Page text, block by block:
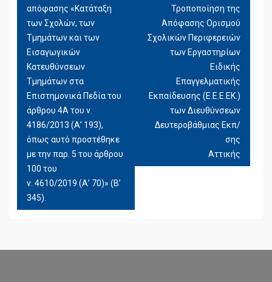
απόφασης «Κατάταξη
των Σχολών, των
Τμημάτων και των
Εισαγωγικών
Κατευθύνσεων
Τμημάτων στα
Επιστημονικά Πεδία του
άρθρου 4Α του ν.
4186/2013 (Α’ 193),
όπως αυτό προστέθηκε
με την παρ. 5 του άρθρου
100 του
ν. 4610/2019 (Α’ 70)» (Β’
345).
Τροποποίηση της
Απόφασης Ορισμού
Σχολικών Περιφερειών
των Εργαστηρίων
Ειδικής
Επαγγελματικής
Εκπαίδευσης (Ε.Ε.Ε.ΕΚ.)
των Διευθύνσεων
Δευτεροβάθμιας Εκπ/
σης
Αττικής